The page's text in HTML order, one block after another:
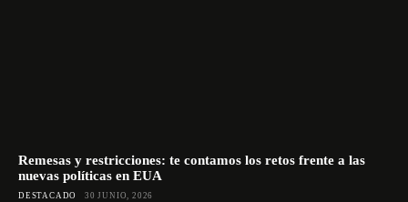
Remesas y restricciones: te contamos los retos frente a las
nuevas políticas en EUA
DESTACADO 30 JUNIO, 2026